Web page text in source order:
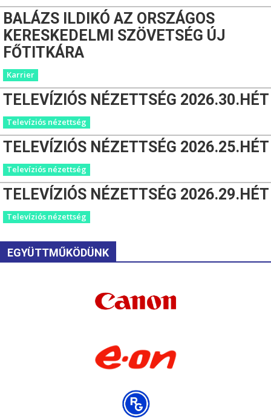
BALÁZS ILDIKÓ AZ ORSZÁGOS
KERESKEDELMI SZÖVETSÉG ÚJ
FŐTITKÁRA
Karrier
TELEVÍZIÓS NÉZETTSÉG 2026.30.HÉT
Televíziós nézettség
TELEVÍZIÓS NÉZETTSÉG 2026.25.HÉT
Televíziós nézettség
TELEVÍZIÓS NÉZETTSÉG 2026.29.HÉT
Televíziós nézettség
EGYÜTTMŰKÖDÜNK